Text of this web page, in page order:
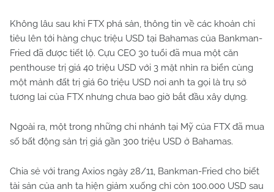
Không lâu sau khi FTX phá sản, thông tin về các khoản chi
tiêu lên tới hàng chục triệu USD tại Bahamas của Bankman-
Fried đã được tiết lộ. Cựu CEO 30 tuổi đã mua một căn
penthouse trị giá 40 triệu USD với 3 mặt nhìn ra biển cùng
một mảnh đất trị giá 60 triệu USD nơi anh ta gọi là trụ sở
tương lai của FTX nhưng chưa bao giờ bắt đầu xây dựng.
Ngoài ra, một trong những chi nhánh tại Mỹ của FTX đã mua
số bất động sản trị giá gần 300 triệu USD ở Bahamas.
Chia sẻ với trang Axios ngày 28/11, Bankman-Fried cho biết
tài sản của anh ta hiện giảm xuống chỉ còn 100.000 USD sau